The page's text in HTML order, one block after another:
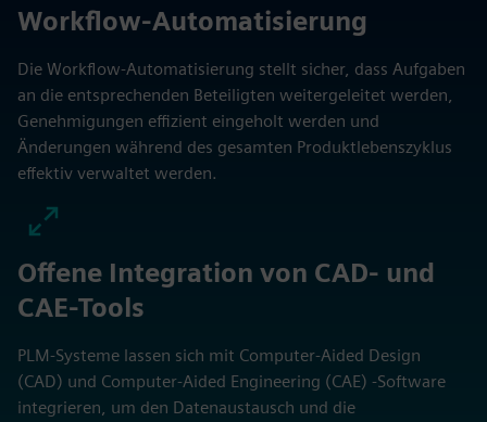
Workflow-Automatisierung
Die Workflow-Automatisierung stellt sicher, dass Aufgaben
an die entsprechenden Beteiligten weitergeleitet werden,
Genehmigungen effizient eingeholt werden und
Änderungen während des gesamten Produktlebenszyklus
effektiv verwaltet werden.
Offene Integration von CAD- und
CAE-Tools
PLM-Systeme lassen sich mit Computer-Aided Design
(CAD) und Computer-Aided Engineering (CAE) -Software
integrieren, um den Datenaustausch und die